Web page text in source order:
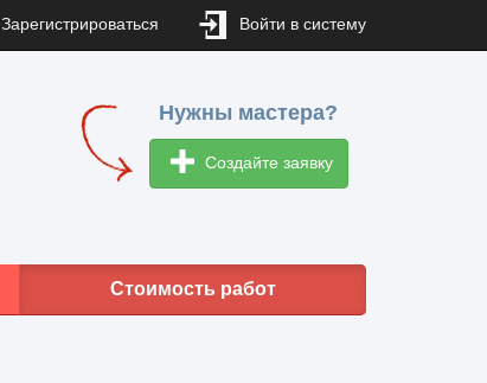
Зарегистрироваться Войти в систему
Нужны мастера?
Создайте заявку
Стоимость работ